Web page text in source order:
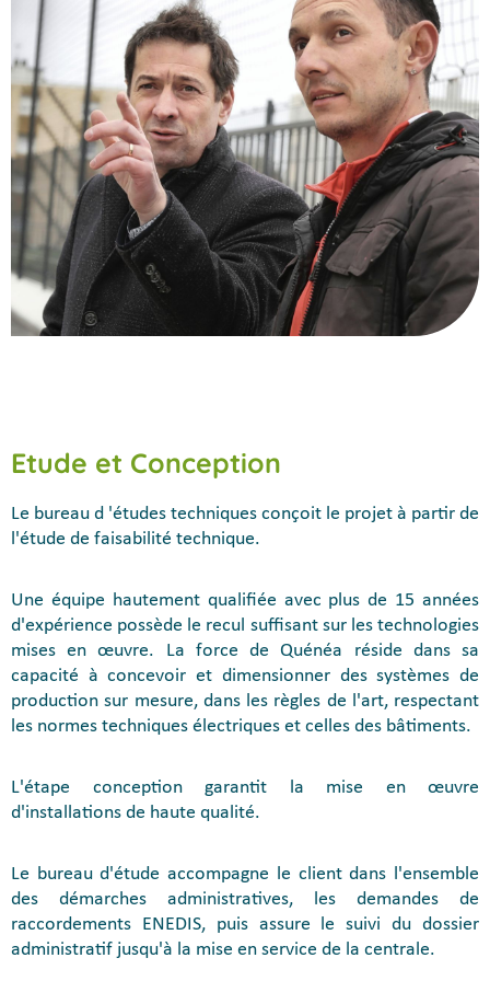
Etude et Conception
Le bureau d 'études techniques conçoit le projet à partir de
l'étude de faisabilité technique.
Une équipe hautement qualifiée avec plus de 15 années
d'expérience possède le recul suffisant sur les technologies
mises en œuvre. La force de Quénéa réside dans sa
capacité à concevoir et dimensionner des systèmes de
production sur mesure, dans les règles de l'art, respectant
les normes techniques électriques et celles des bâtiments.
L'étape conception garantit la mise en œuvre
d'installations de haute qualité.
Le bureau d'étude accompagne le client dans l'ensemble
des démarches administratives, les demandes de
raccordements ENEDIS, puis assure le suivi du dossier
administratif jusqu'à la mise en service de la centrale.